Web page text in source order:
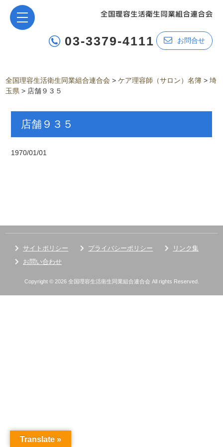
03-3379-4111 お問合せ
全国理容生活衛生同業組合連合会 >ケア理容師（サロン）名簿 >埼
玉県 > 店舗９３５
店舗９３５
1970/01/01
サイトポリシー プライバシーポリシー
リンク集
お問い合わせ
Copyright © 2026 全国理容生活衛生同業組合連合会 All rights Reserved.
Translate »